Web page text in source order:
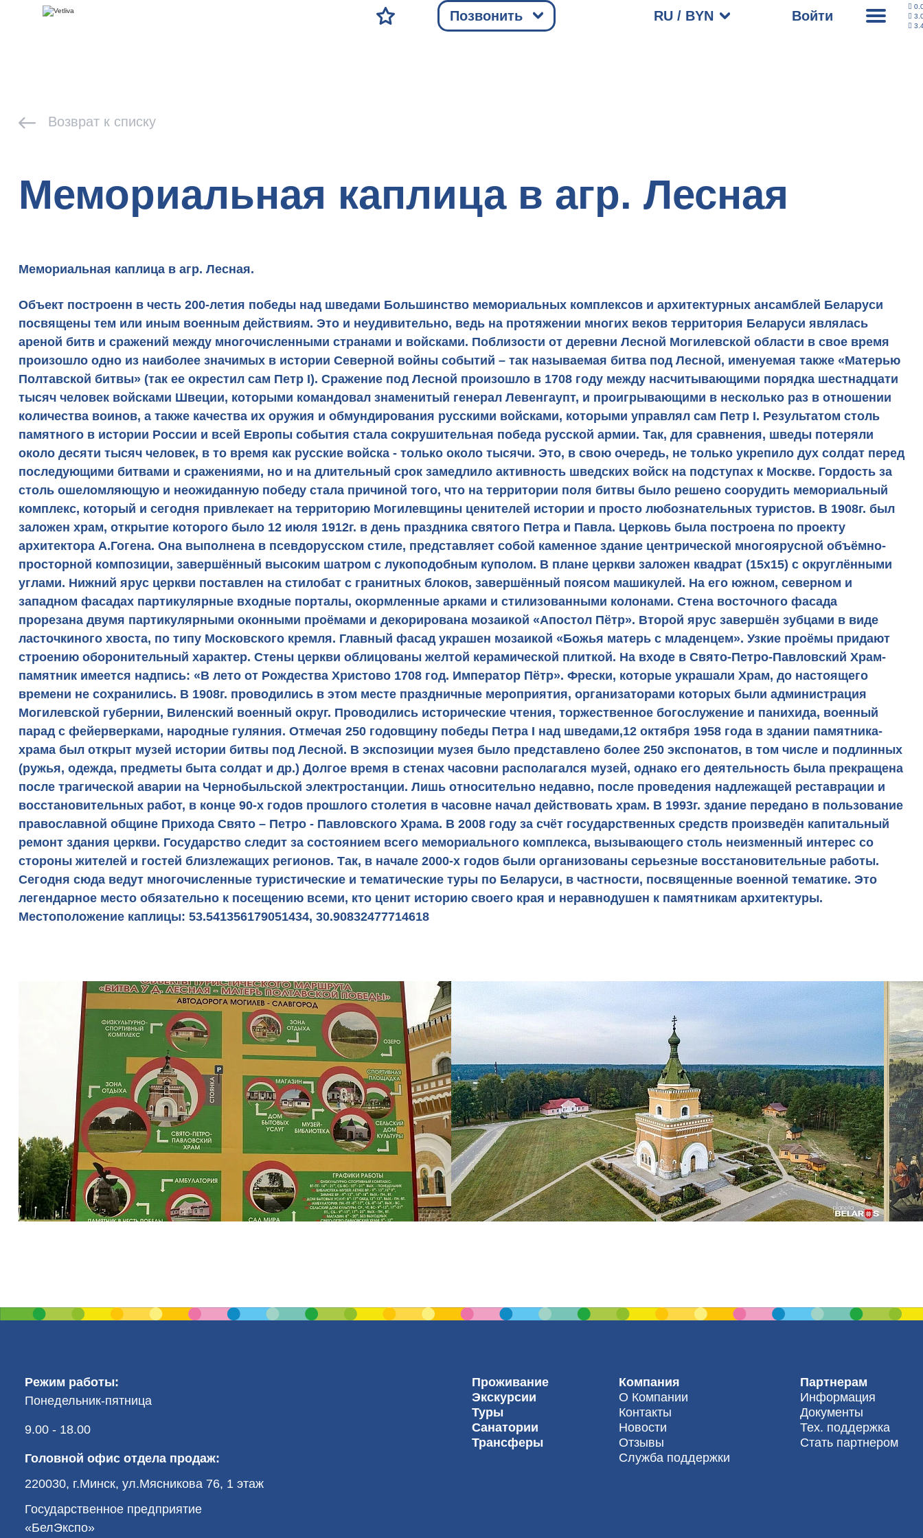
Позвонить RU / BYN Войти
Возврат к списку
Мемориальная каплица в агр. Лесная
Мемориальная каплица в агр. Лесная.
Объект построенн в честь 200-летия победы над шведами Большинство мемориальных комплексов и архитектурных ансамблей Беларуси
посвящены тем или иным военным действиям. Это и неудивительно, ведь на протяжении многих веков территория Беларуси являлась
ареной битв и сражений между многочисленными странами и войсками. Поблизости от деревни Лесной Могилевской области в свое время
произошло одно из наиболее значимых в истории Северной войны событий – так называемая битва под Лесной, именуемая также «Матерью
Полтавской битвы» (так ее окрестил сам Петр I). Сражение под Лесной произошло в 1708 году между насчитывающими порядка шестнадцати
тысяч человек войсками Швеции, которыми командовал знаменитый генерал Левенгаупт, и проигрывающими в несколько раз в отношении
количества воинов, а также качества их оружия и обмундирования русскими войсками, которыми управлял сам Петр I. Результатом столь
памятного в истории России и всей Европы события стала сокрушительная победа русской армии. Так, для сравнения, шведы потеряли
около десяти тысяч человек, в то время как русские войска - только около тысячи. Это, в свою очередь, не только укрепило дух солдат перед
последующими битвами и сражениями, но и на длительный срок замедлило активность шведских войск на подступах к Москве. Гордость за
столь ошеломляющую и неожиданную победу стала причиной того, что на территории поля битвы было решено соорудить мемориальный
комплекс, который и сегодня привлекает на территорию Могилевщины ценителей истории и просто любознательных туристов. В 1908г. был
заложен храм, открытие которого было 12 июля 1912г. в день праздника святого Петра и Павла. Церковь была построена по проекту
архитектора А.Гогена. Она выполнена в псевдорусском стиле, представляет собой каменное здание центрической многоярусной объёмно-
просторной композиции, завершённый высоким шатром с лукоподобным куполом. В плане церкви заложен квадрат (15х15) с округлёнными
углами. Нижний ярус церкви поставлен на стилобат с гранитных блоков, завершённый поясом машикулей. На его южном, северном и
западном фасадах партикулярные входные порталы, окормленные арками и стилизованными колонами. Стена восточного фасада
прорезана двумя партикулярными оконными проёмами и декорирована мозаикой «Апостол Пётр». Второй ярус завершён зубцами в виде
ласточкиного хвоста, по типу Московского кремля. Главный фасад украшен мозаикой «Божья матерь с младенцем». Узкие проёмы придают
строению оборонительный характер. Стены церкви облицованы желтой керамической плиткой. На входе в Свято-Петро-Павловский Храм-
памятник имеется надпись: «В лето от Рождества Христово 1708 год. Император Пётр». Фрески, которые украшали Храм, до настоящего
времени не сохранились. В 1908г. проводились в этом месте праздничные мероприятия, организаторами которых были администрация
Могилевской губернии, Виленский военный округ. Проводились исторические чтения, торжественное богослужение и панихида, военный
парад с фейерверками, народные гуляния. Отмечая 250 годовщину победы Петра I над шведами,12 октября 1958 года в здании памятника-
храма был открыт музей истории битвы под Лесной. В экспозиции музея было представлено более 250 экспонатов, в том числе и подлинных
(ружья, одежда, предметы быта солдат и др.) Долгое время в стенах часовни располагался музей, однако его деятельность была прекращена
после трагической аварии на Чернобыльской электростанции. Лишь относительно недавно, после проведения надлежащей реставрации и
восстановительных работ, в конце 90-х годов прошлого столетия в часовне начал действовать храм. В 1993г. здание передано в пользование
православной общине Прихода Свято – Петро - Павловского Храма. В 2008 году за счёт государственных средств произведён капитальный
ремонт здания церкви. Государство следит за состоянием всего мемориального комплекса, вызывающего столь неизменный интерес со
стороны жителей и гостей близлежащих регионов. Так, в начале 2000-х годов были организованы серьезные восстановительные работы.
Сегодня сюда ведут многочисленные туристические и тематические туры по Беларуси, в частности, посвященные военной тематике. Это
легендарное место обязательно к посещению всеми, кто ценит историю своего края и неравнодушен к памятникам архитектуры.
Местоположение каплицы: 53.541356179051434, 30.90832477714618
Режим работы:
Понедельник-пятница
9.00 - 18.00
Головной офис отдела продаж:
220030, г.Минск, ул.Мясникова 76, 1 этаж
Государственное предприятие
«БелЭкспо»
Проживание
Экскурсии
Туры
Санатории
Трансферы
Компания
О Компании
Контакты
Новости
Отзывы
Служба поддержки
Партнерам
Информация
Документы
Тех. поддержка
Стать партнером